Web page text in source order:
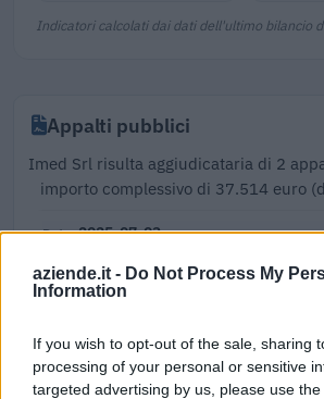
aziende.it - Do Not Process My
Information
If you wish to opt-out of the sale, sharing
processing of your personal or sensitive
targeted advertising by us, please use
Indicatori calcolati dai dati dell'ultimo bilancio
Appalti pubblici
Imed Srl risulta aggiudicataria di 2
importo complessivo di 37.514 euro
B788C14C6A
2025-07-03
B44593ACAE
9.614 euro